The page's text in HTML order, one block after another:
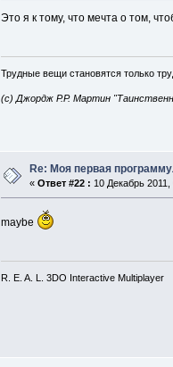
Это я к тому, что мечта о том,
Трудные вещи становятся только
(с) Джордж Р.Р. Мартин
Re: Моя первая
«Ответ #22 : 10 Декабрь
maybe
R. E. A. L. 3DO Interactive Multiplayer